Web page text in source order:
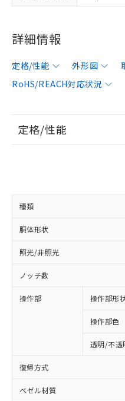
詳細情報
定格/性能 外形図
RoHS/REACH対応状況
定格/性能
種類
胴体形状
照光/非照光
ノッチ数
操作部 操作部形
操作部色
透明/不透
復帰方式
ベゼル材質